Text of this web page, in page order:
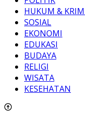
HUKUM &
SOSIAL
EKONOMI
EDUKASI
BUDAYA
RELIGI
WISATA
KESEHATAN